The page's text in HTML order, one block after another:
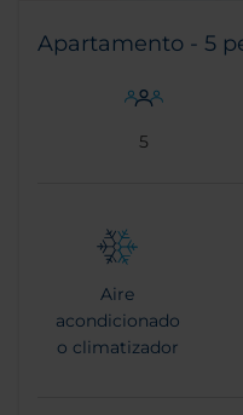
Apartamento - 5
5
Aire
acondicionado
o climatizador